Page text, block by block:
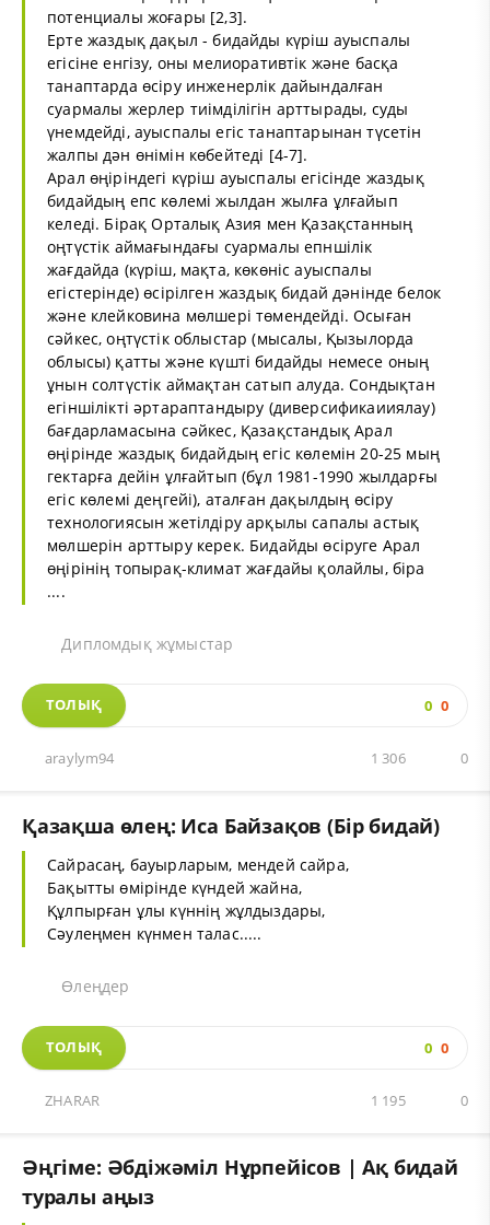
потенциалы жоғары [2,3].
Ерте жаздық дақыл - бидайды күріш ауыспалы
егісіне енгізу, оны мелиоративтік және басқа
танаптарда өсіру инженерлік дайындалған
суармалы жерлер тиімділігін арттырады, суды
үнемдейді, ауыспалы егіс танаптарынан түсетін
жалпы дән өнімін көбейтеді [4-7].
Арал өңіріндегі күріш ауыспалы егісінде жаздық
бидайдың епс көлемі жылдан жылға ұлғайып
келеді. Бірақ Орталық Азия мен Қазақстанның
оңтүстік аймағындағы суармалы епншілік
жағдайда (күріш, мақта, көкөніс ауыспалы
егістерінде) өсірілген жаздық бидай дәнінде белок
және клейковина мөлшері төмендейді. Осыған
сәйкес, оңтүстік облыстар (мысалы, Қызылорда
облысы) қатты және күшті бидайды немесе оның
ұнын солтүстік аймақтан сатып алуда. Сондықтан
егіншілікті әртараптандыру (диверсификаииялау)
бағдарламасына сәйкес, Қазақстандық Арал
өңірінде жаздық бидайдың егіс көлемін 20-25 мың
гектарға дейін ұлғайтып (бұл 1981-1990 жылдарғы
егіс көлемі деңгейі), аталған дақылдың өсіру
технологиясын жетілдіру арқылы сапалы астық
мөлшерін арттыру керек. Бидайды өсіруге Арал
өңірінің топырақ-климат жағдайы қолайлы, біра
....
Дипломдық жұмыстар
ТОЛЫҚ 0 0
araylym94 0
1 306
Қазақша өлең: Иса Байзақов (Бір бидай)
Сайрасаң, бауырларым, мендей сайра,
Бақытты өмірінде күндей жайна,
Құлпырған ұлы күннің жұлдыздары,
Сәулеңмен күнмен талас.....
Өлеңдер
ТОЛЫҚ 0 0
ZHARAR 0
1 195
Әңгіме: Әбдіжәміл Нұрпейісов | Ақ бидай
туралы аңыз